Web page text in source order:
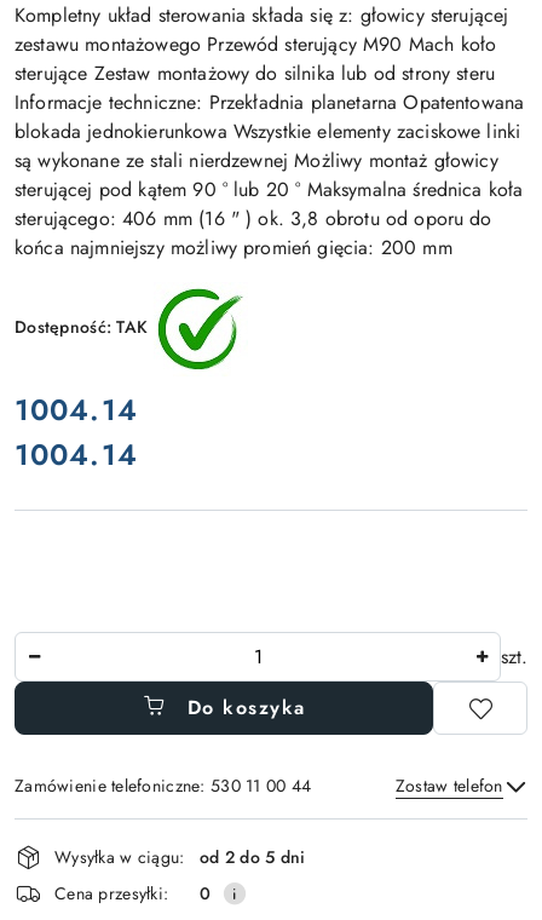
Kompletny układ sterowania składa się z: głowicy sterującej
zestawu montażowego Przewód sterujący M90 Mach koło
sterujące Zestaw montażowy do silnika lub od strony steru
Informacje techniczne: Przekładnia planetarna Opatentowana
blokada jednokierunkowa Wszystkie elementy zaciskowe linki
są wykonane ze stali nierdzewnej Możliwy montaż głowicy
sterującej pod kątem 90 ° lub 20 ° Maksymalna średnica koła
sterującego: 406 mm (16 " ) ok. 3,8 obrotu od oporu do
końca najmniejszy możliwy promień gięcia: 200 mm
Dostępność:TAK
cena:
1004.14
Cena:
1004.14
szt.
Do koszyka
Zamówienie telefoniczne: 530 11 00 44 Zostaw telefon
Wyślij
Dostępność
i
dostawa
Wysyłka w ciągu:
od 2 do 5 dni
Cena przesyłki:
0